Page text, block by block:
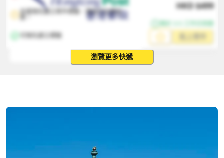
支援預先建立寄件標籤，需自行交寄包
裹。
可預先建立標籤
HKD$499
預計 3-5 工作日到達
瀏覽更多快遞